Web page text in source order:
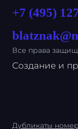
+7 (495)
Все права
Создание и
Дубликаты